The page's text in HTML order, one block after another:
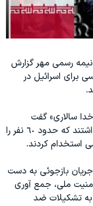
رسمی مهر گزارش
برای اسرائیل در
سالاری» گفت
سرپرستی گروه را سه نفر بر عهده داشتند که حدود ٦٠ نفر را
استخدام کردند.
بازجوئی به دست
ملی، جمع آوری
به تشکیلات ضد